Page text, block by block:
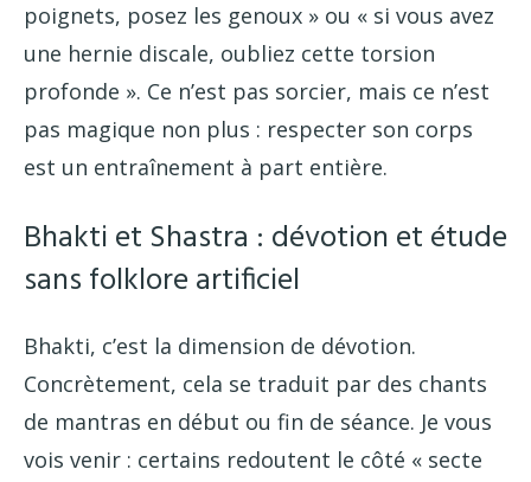
poignets, posez les genoux » ou « si vous avez
une hernie discale, oubliez cette torsion
profonde ». Ce n’est pas sorcier, mais ce n’est
pas magique non plus : respecter son corps
est un entraînement à part entière.
Bhakti et Shastra : dévotion et étude
sans folklore artificiel
Bhakti, c’est la dimension de dévotion.
Concrètement, cela se traduit par des chants
de mantras en début ou fin de séance. Je vous
vois venir : certains redoutent le côté « secte